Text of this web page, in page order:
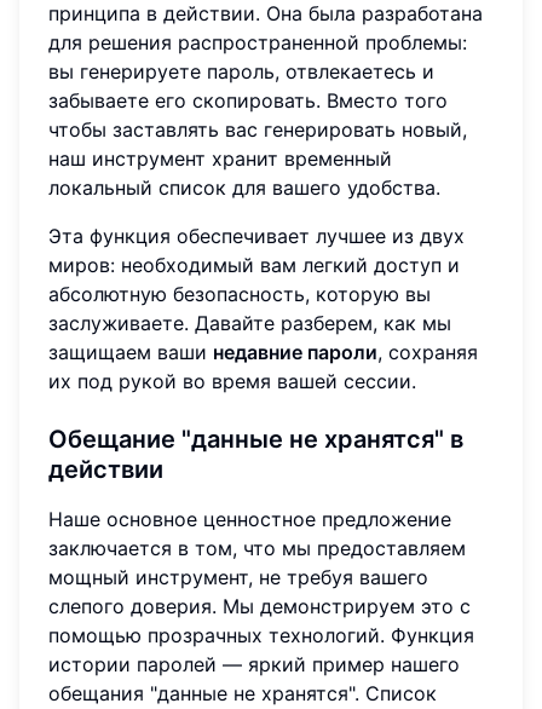
принципа в действии. Она была разработана
для решения распространенной проблемы:
вы генерируете пароль, отвлекаетесь и
забываете его скопировать. Вместо того
чтобы заставлять вас генерировать новый,
наш инструмент хранит временный
локальный список для вашего удобства.
Эта функция обеспечивает лучшее из двух
миров: необходимый вам легкий доступ и
абсолютную безопасность, которую вы
заслуживаете. Давайте разберем, как мы
защищаем ваши недавние пароли, сохраняя
их под рукой во время вашей сессии.
Обещание "данные не хранятся" в
действии
Наше основное ценностное предложение
заключается в том, что мы предоставляем
мощный инструмент, не требуя вашего
слепого доверия. Мы демонстрируем это с
помощью прозрачных технологий. Функция
истории паролей — яркий пример нашего
обещания "данные не хранятся". Список